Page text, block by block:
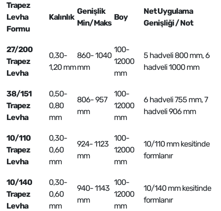
Trapez
Levha
Formu
Kalınlık
Genişlik
Min/Maks
Boy
Net Uygulama
Genişliği / Not
27/200
Trapez
Levha
0,30-
1,20 mm
860- 1040
mm
100-
12000
mm
5 hadveli 800 mm, 6
hadveli 1000 mm
38/151
Trapez
Levha
0,50-
0,80
mm
806- 957
mm
100-
12000
mm
6 hadveli 755 mm, 7
hadveli 906 mm
10/110
Trapez
Levha
0,30-
0,60
mm
924- 1123
mm
100-
12000
mm
10/110 mm kesitinde
formlanır
10/140
Trapez
Levha
0,30-
0,60
mm
940- 1143
mm
100-
12000
mm
10/140 mm kesitinde
formlanır